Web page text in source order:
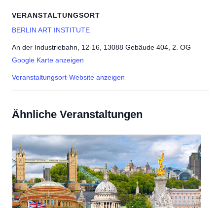
VERANSTALTUNGSORT
BERLIN ART INSTITUTE
An der Industriebahn, 12-16, 13088 Gebäude 404, 2. OG
Google Karte anzeigen
Veranstaltungsort-Website anzeigen
Ähnliche Veranstaltungen